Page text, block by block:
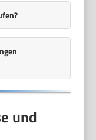
und